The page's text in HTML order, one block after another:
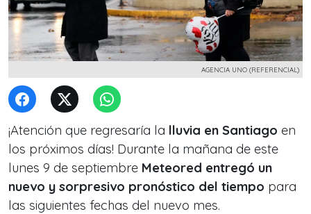
AGENCIA UNO (REFERENCIAL)
¡Atención que regresaría la lluvia en Santiago en
los próximos días! Durante la mañana de este
lunes 9 de septiembre Meteored entregó un
nuevo y sorpresivo pronóstico del tiempo para
las siguientes fechas del nuevo mes.